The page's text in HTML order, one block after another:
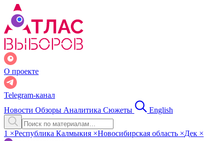
О проекте
Telegram-канал
Новости Обзоры Аналитика Сюжеты English
1 ×Республика Калмыкия ×Новосибирская область ×Дек ×